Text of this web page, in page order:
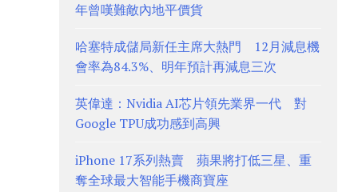
年曾嘆難敵內地平價貨
哈塞特成儲局新任主席大熱門 12月減息機
會率為84.3%、明年預計再減息三次
英偉達：Nvidia AI芯片領先業界一代 對
Google TPU成功感到高興
iPhone 17系列熱賣 蘋果將打低三星、重
奪全球最大智能手機商寶座